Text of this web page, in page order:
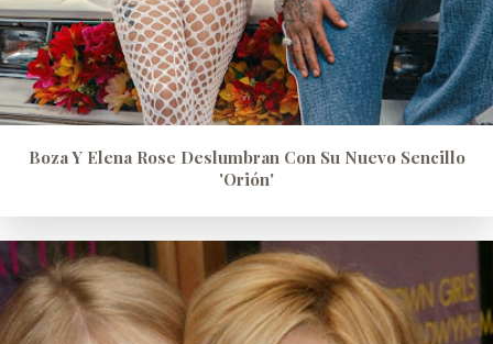
Boza Y Elena Rose Deslumbran Con Su Nuevo Sencillo
'Orión'